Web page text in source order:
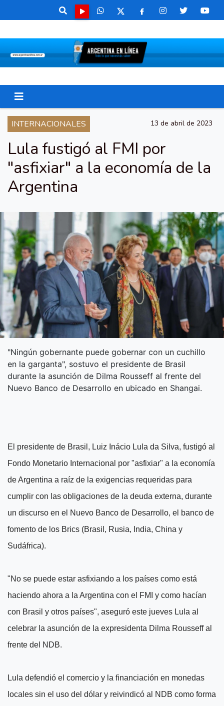
INTERNACIONALES 13 de abril de 2023
Lula fustigó al FMI por
"asfixiar" a la economía de la
Argentina
"Ningún gobernante puede gobernar con un cuchillo
en la garganta", sostuvo el presidente de Brasil
durante la asunción de Dilma Rousseff al frente del
Nuevo Banco de Desarrollo en ubicado en Shangai.
El presidente de Brasil, Luiz Inácio Lula da Silva, fustigó al
Fondo Monetario Internacional por "asfixiar" a la economía
de Argentina a raíz de la exigencias requeridas para
cumplir con las obligaciones de la deuda externa, durante
un discurso en el Nuevo Banco de Desarrollo, el banco de
fomento de los Brics (Brasil, Rusia, India, China y
Sudáfrica).
"No se puede estar asfixiando a los países como está
haciendo ahora a la Argentina con el FMI y como hacían
con Brasil y otros países", aseguró este jueves Lula al
celebrar la asunción de la expresidenta Dilma Rousseff al
frente del NDB.
Lula defendió el comercio y la financiación en monedas
locales sin el uso del dólar y reivindicó al NDB como forma